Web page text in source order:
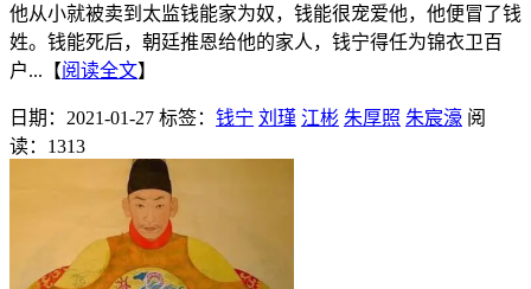
他从小就被卖到太监钱能家为奴，钱能很宠爱他，他便冒了钱
姓。钱能死后，朝廷推恩给他的家人，钱宁得任为锦衣卫百
户...【阅读全文】
日期：2021-01-27 标签： 钱宁 刘瑾 江彬 朱厚照 朱宸濠 阅
读：1313